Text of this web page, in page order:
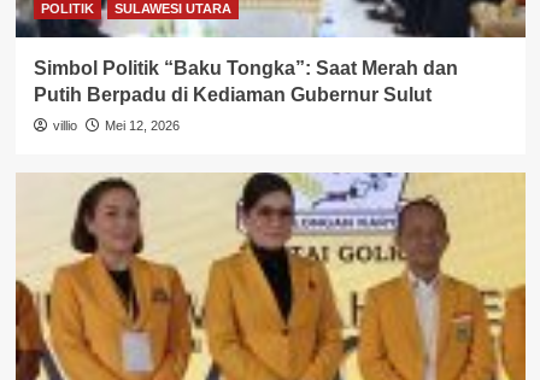
POLITIK SULAWESI UTARA
Simbol Politik “Baku Tongka”: Saat Merah dan
Putih Berpadu di Kediaman Gubernur Sulut
villio Mei 12, 2026